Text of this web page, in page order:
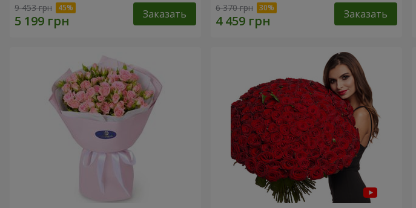
9 453 грн Заказать 6 370 грн Заказать